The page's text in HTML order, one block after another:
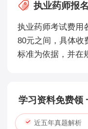
执业药师报
执业药师考试费用
80元之间，具体收
标准为依据，并在
学习资料免费领
近五年真题解析